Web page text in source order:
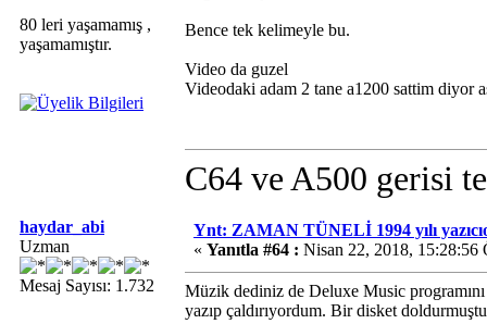
80 leri yaşamamış ,
yaşamamıştır.
Bence tek kelimeyle bu.
Video da guzel
Videodaki adam 2 tane a1200 sattim diyor
C64 ve A500 gerisi
haydar_abi
Uzman
Mesaj Sayısı: 1.732
Ynt: ZAMAN TÜNELİ 1994 yılı
« Yanıtla #64 : Nisan 22, 2018, 15:28:56
Müzik dediniz de Deluxe Music
yazıp çaldırıyordum. Bir disket